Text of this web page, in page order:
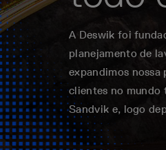
A Deswik foi
planejamento de
expandimos nossa
clientes no mundo
Sandvik e, logo